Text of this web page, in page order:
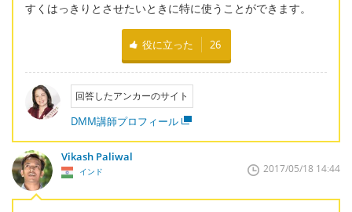
すくはっきりとさせたいときに特に使うことができます。
役に立った 26
回答したアンカーのサイト
DMM講師プロフィール
Vikash Paliwal
インド 2017/05/18 14:44